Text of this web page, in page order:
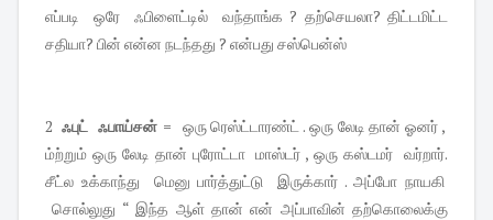
எப்படி ஒரே ஃபிளைட்டில் வந்தாங்க ? தற்செயலா? திட்டமிட்ட
சதியா? பின் என்ன நடந்தது ? என்பது சஸ்பென்ஸ்
2 ஃபுட் ஃபாய்சன் = ஒரு ரெஸ்ட்டாரண்ட் . ஒரு லேடி தான் ஓனர் ,
ம்ற்றும் ஒரு லேடி தான் புரோட்டா மாஸ்டர் , ஒரு கஸ்டமர் வர்றார்.
சீட்ல உக்காந்து மெனு பார்த்துட்டு இருக்கார் . அப்போ நாயகி
சொல்லுது “ இந்த ஆள் தான் என் அப்பாவின் தற்கொலைக்கு